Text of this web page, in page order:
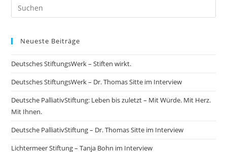
Neueste Beiträge
Deutsches StiftungsWerk – Stiften wirkt.
Deutsches StiftungsWerk – Dr. Thomas Sitte im Interview
Deutsche PalliativStiftung: Leben bis zuletzt – Mit Würde. Mit Herz.
Mit Ihnen.
Deutsche PalliativStiftung – Dr. Thomas Sitte im Interview
Lichtermeer Stiftung – Tanja Bohn im Interview